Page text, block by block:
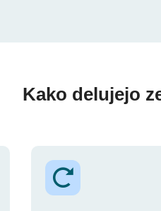
Kako delujejo